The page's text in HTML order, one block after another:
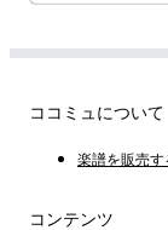
ココミュについて
楽譜を販売す
コンテンツ